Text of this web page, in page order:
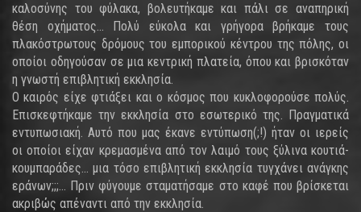
καλοσύνης του φύλακα, βολευτήκαμε και πάλι σε αναπηρική
θέση οχήματος... Πολύ εύκολα και γρήγορα βρήκαμε τους
πλακόστρωτους δρόμους του εμπορικού κέντρου της πόλης, οι
οποίοι οδηγούσαν σε μια κεντρική πλατεία, όπου και βρισκόταν
η γνωστή επιβλητική εκκλησία.
Ο καιρός είχε φτιάξει και ο κόσμος που κυκλοφορούσε πολύς.
Επισκεφτήκαμε την εκκλησία στο εσωτερικό της. Πραγματικά
εντυπωσιακή. Αυτό που μας έκανε εντύπωση(;!) ήταν οι ιερείς
οι οποίοι είχαν κρεμασμένα από τον λαιμό τους ξύλινα κουτιά-
κουμπαράδες... μια τόσο επιβλητική εκκλησία τυγχάνει ανάγκης
εράνων;;;... Πριν φύγουμε σταματήσαμε στο καφέ που βρίσκεται
ακριβώς απέναντι από την εκκλησία.